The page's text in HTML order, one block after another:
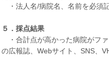
・法人名/病院名、名前を必須
５．採点結果
・合計点が高かった病院がフ
の広報誌、Webサイト、SNS、